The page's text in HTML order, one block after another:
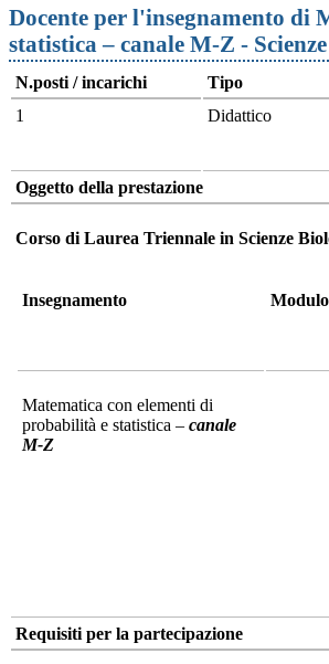
Docente per l'insegnamento di
statistica – canale M-Z -
N.posti / incarichi Tipo
1
Didattico
Oggetto della prestazione
Corso di Laurea Triennale in Scienze
Insegnamento Modulo
Matematica con elementi di
probabilità e statistica – canale
M-Z
Requisiti per la partecipazione